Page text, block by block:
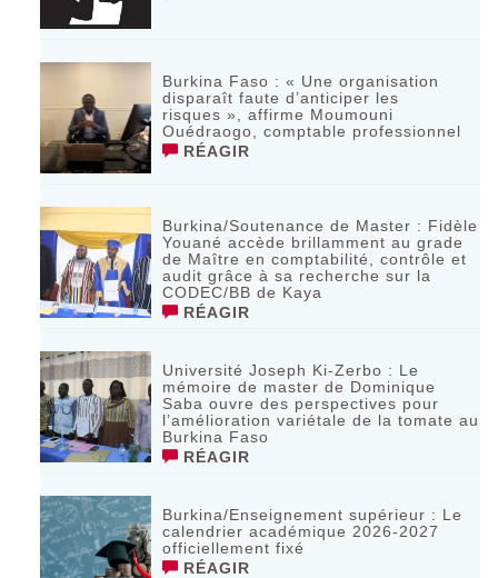
Burkina Faso : « Une organisation
disparaît faute d’anticiper les
risques », affirme Moumouni
Ouédraogo, comptable professionnel
RÉAGIR
Burkina/Soutenance de Master : Fidèle
Youané accède brillamment au grade
de Maître en comptabilité, contrôle et
audit grâce à sa recherche sur la
CODEC/BB de Kaya
RÉAGIR
Université Joseph Ki-Zerbo : Le
mémoire de master de Dominique
Saba ouvre des perspectives pour
l’amélioration variétale de la tomate au
Burkina Faso
RÉAGIR
Burkina/Enseignement supérieur : Le
calendrier académique 2026-2027
officiellement fixé
RÉAGIR